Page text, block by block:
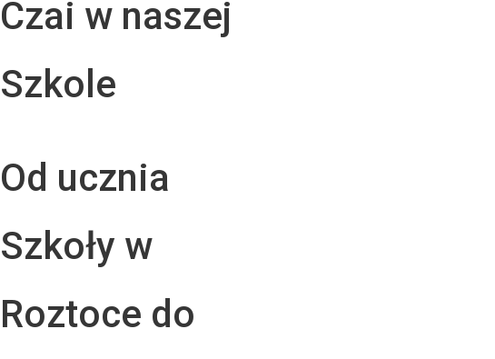
Czai w naszej
Szkole
Od ucznia
Szkoły w
Roztoce do